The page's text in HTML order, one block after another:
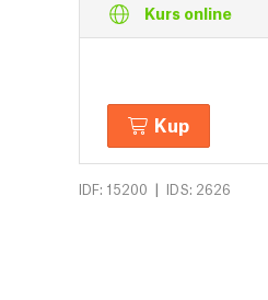
Kurs online
Kup
IDF: 15200 | IDS: 2626